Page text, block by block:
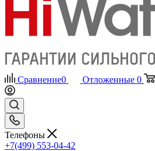
Сравнение0 Отложенные 0
Телефоны
+7(499) 553-04-42